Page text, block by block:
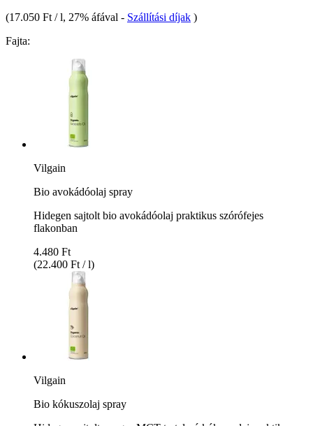
(17.050 Ft / l, 27% áfával - Szállítási díjak )
Fajta:
Vilgain
Bio avokádóolaj spray
Hidegen sajtolt bio avokádóolaj praktikus szórófejes
flakonban
4.480 Ft
(22.400 Ft / l)
Vilgain
Bio kókuszolaj spray